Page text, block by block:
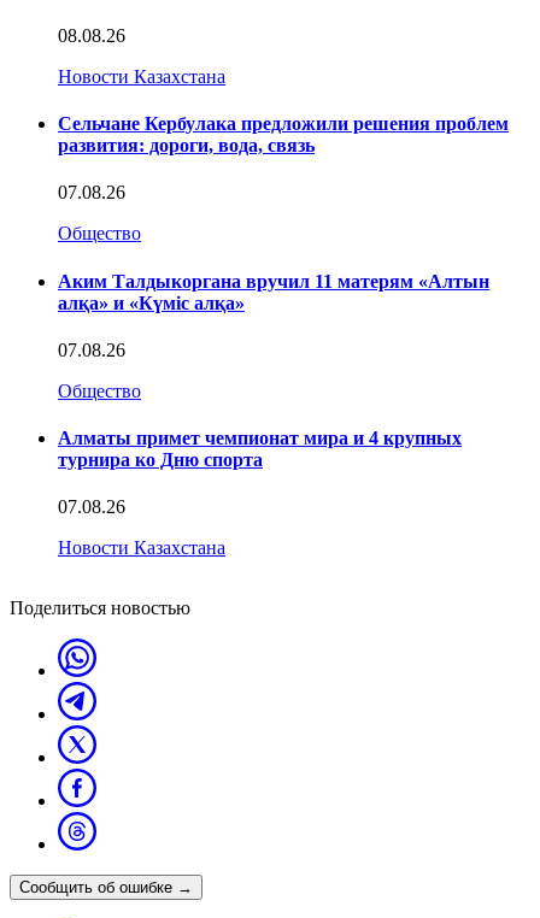
08.08.26
Новости Казахстана
Сельчане Кербулака предложили решения проблем
развития: дороги, вода, связь
07.08.26
Общество
Аким Талдыкоргана вручил 11 матерям «Алтын
алқа» и «Күміс алқа»
07.08.26
Общество
Алматы примет чемпионат мира и 4 крупных
турнира ко Дню спорта
07.08.26
Новости Казахстана
Поделиться новостью
Сообщить об ошибке →